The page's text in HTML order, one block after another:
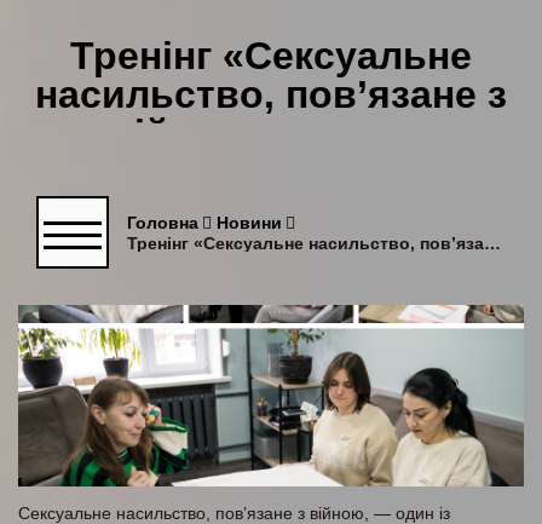
Тренінг «Сексуальне
насильство, пов’язане з
війною: надання
постраждалим»
Головна
Новини
Тренінг «Сексуальне насильство, пов’язане з війною: надання комплексної допомоги постраждалим»
Сексуальне насильство, пов’язане з війною, — один із